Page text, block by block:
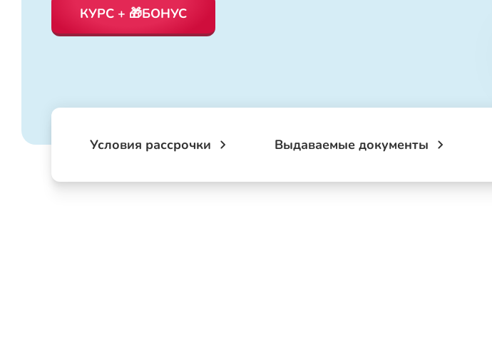
КУРС + 🎁БОНУС
Условия рассрочки Выдаваемые документы